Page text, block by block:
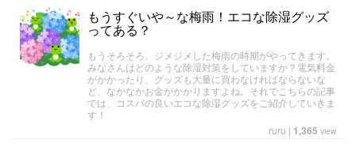
もうすぐいや～な梅雨！エコな除湿グッズ
ってある？
もうそろそろ、ジメジメした梅雨の時期がやってきます。
みなさんはどのような除湿対策をしていますか？電気料金
がかかったり、グッズも大量に買わなければならないな
ど、なかなかお金がかかりますよね。それでこちらの記事
では、コスパの良いエコな除湿グッズをご紹介していきま
す！
ruru | 1,365 view